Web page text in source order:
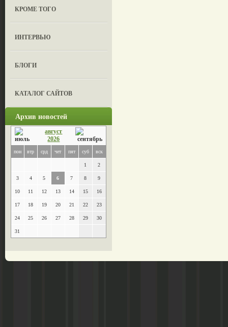
КРОМЕ ТОГО
ИНТЕРВЬЮ
БЛОГИ
КАТАЛОГ САЙТОВ
Архив новостей
август
2026
пон втр срд чет пят суб вск
1 2
3 4 5 6 7 8 9
10 11 12 13 14 15 16
17 18 19 20 21 22 23
24 25 26 27 28 29 30
31